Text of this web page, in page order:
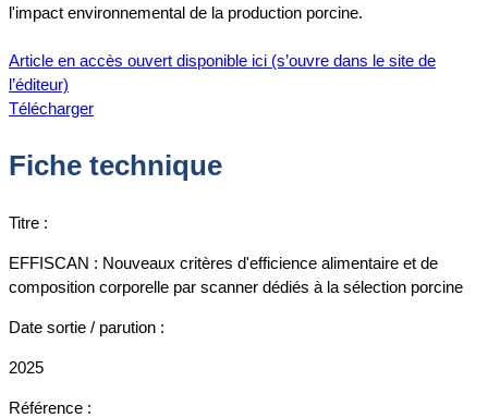
l'impact environnemental de la production porcine.
Article en accès ouvert disponible ici (s’ouvre dans le site de
l’éditeur)
Télécharger
Fiche technique
Titre :
EFFISCAN : Nouveaux critères d'efficience alimentaire et de
composition corporelle par scanner dédiés à la sélection porcine
Date sortie / parution :
2025
Référence :